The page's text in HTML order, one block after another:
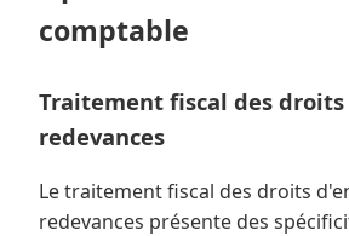
comptable
Traitement fiscal des
redevances
Le traitement fiscal des droits
redevances présente des